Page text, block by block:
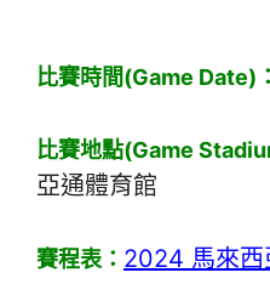
比賽時間(Game Date)：
比賽地點(Game
亞通體育館
賽程表： 2024 馬來西